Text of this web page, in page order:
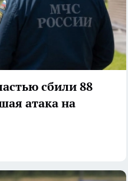
сбили 88
атака на